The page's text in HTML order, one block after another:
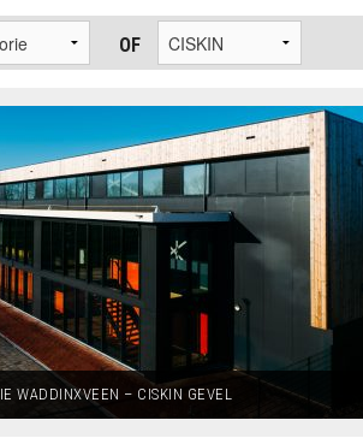
OF
WADDINXVEEN – CISKIN GEVEL